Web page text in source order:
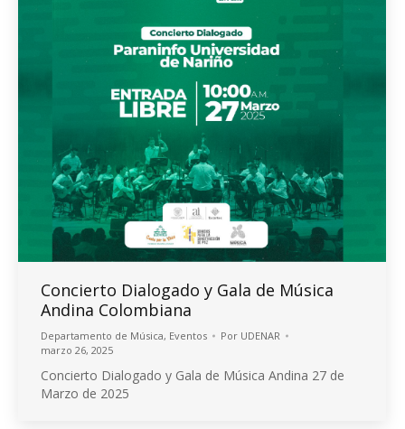
Concierto Dialogado y Gala de Música
Andina Colombiana
Departamento de Música, Eventos Por UDENAR
marzo 26, 2025
Concierto Dialogado y Gala de Música Andina 27 de
Marzo de 2025